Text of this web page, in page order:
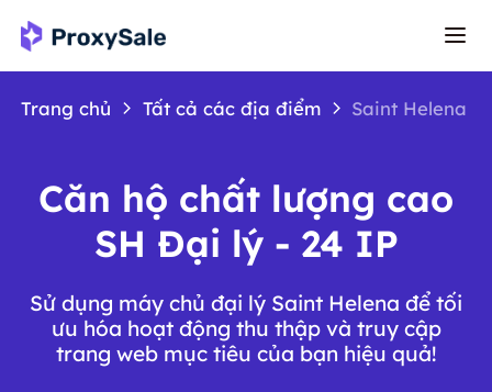
Trang chủ Tất cả các địa điểm Saint Helena
Căn hộ chất lượng cao
SH Đại lý - 24 IP
Sử dụng máy chủ đại lý Saint Helena để tối
ưu hóa hoạt động thu thập và truy cập
trang web mục tiêu của bạn hiệu quả!